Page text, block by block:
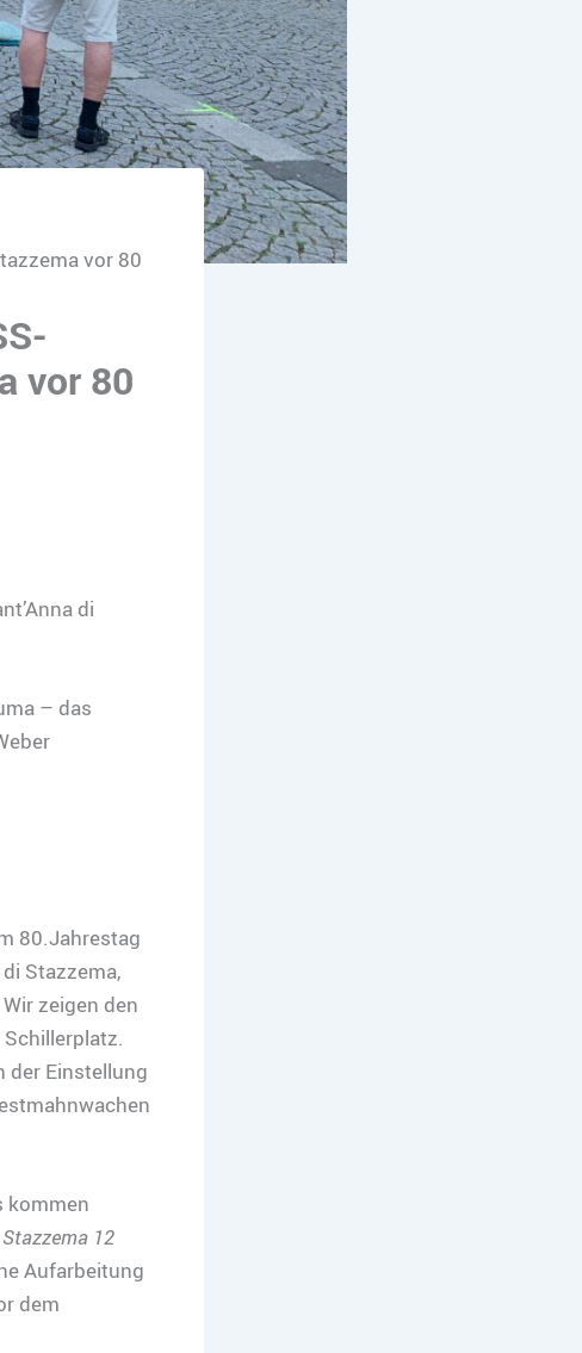
vor 80
vor 80
di
– das
80.Jahrestag
Stazzema,
zeigen den
Schillerplatz.
der Einstellung
kommen
12
Aufarbeitung
dem